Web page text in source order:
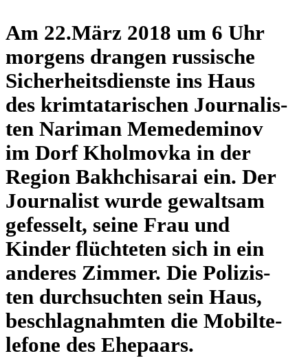
Am 22.März 2018 um 6 Uhr
morgens drangen rus­si­sche
Sicher­heits­dienste ins Haus
des krim­ta­ta­ri­schen Jour­na­lis­
ten Nariman Meme­de­mi­nov
im Dorf Khol­movka in der
Region Bakhchi­sa­rai ein. Der
Jour­na­list wurde gewalt­sam
gefes­selt, seine Frau und
Kinder flüch­te­ten sich in ein
anderes Zimmer. Die Poli­zis­
ten durch­such­ten sein Haus,
beschlag­nahm­ten die Mobil­te­
le­fone des Ehepaars.